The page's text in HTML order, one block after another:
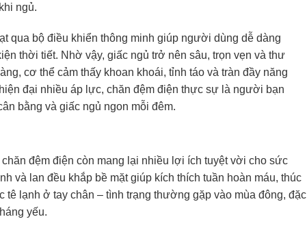
ngủ.
qua bộ điều khiển thông minh giúp người dùng dễ dàng
thời tiết. Nhờ vậy, giấc ngủ trở nên sâu, trọn vẹn và thư
cơ thể cảm thấy khoan khoái, tỉnh táo và tràn đầy năng
đại nhiều áp lực, chăn đệm điện thực sự là người bạn
bằng và giấc ngủ ngon mỗi đêm.
đệm điện còn mang lại nhiều lợi ích tuyệt vời cho sức
và lan đều khắp bề mặt giúp kích thích tuần hoàn máu, thúc
tê lạnh ở tay chân – tình trạng thường gặp vào mùa đông, đặc
yếu.